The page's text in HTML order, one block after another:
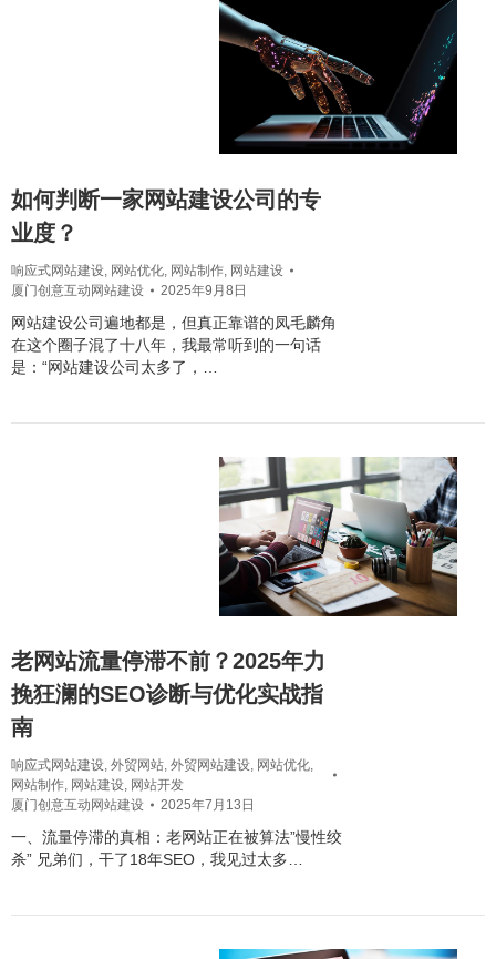
如何判断一家网站建设公司的专
业度？
响应式网站建设, 网站优化, 网站制作, 网站建设
厦门创意互动网站建设
2025年9月8日
网站建设公司遍地都是，但真正靠谱的凤毛麟角
在这个圈子混了十八年，我最常听到的一句话
是：“网站建设公司太多了，…
老网站流量停滞不前？2025年力
挽狂澜的SEO诊断与优化实战指
南
响应式网站建设, 外贸网站, 外贸网站建设, 网站优化,
网站制作, 网站建设, 网站开发
厦门创意互动网站建设
2025年7月13日
一、流量停滞的真相：老网站正在被算法”慢性绞
杀” 兄弟们，干了18年SEO，我见过太多…